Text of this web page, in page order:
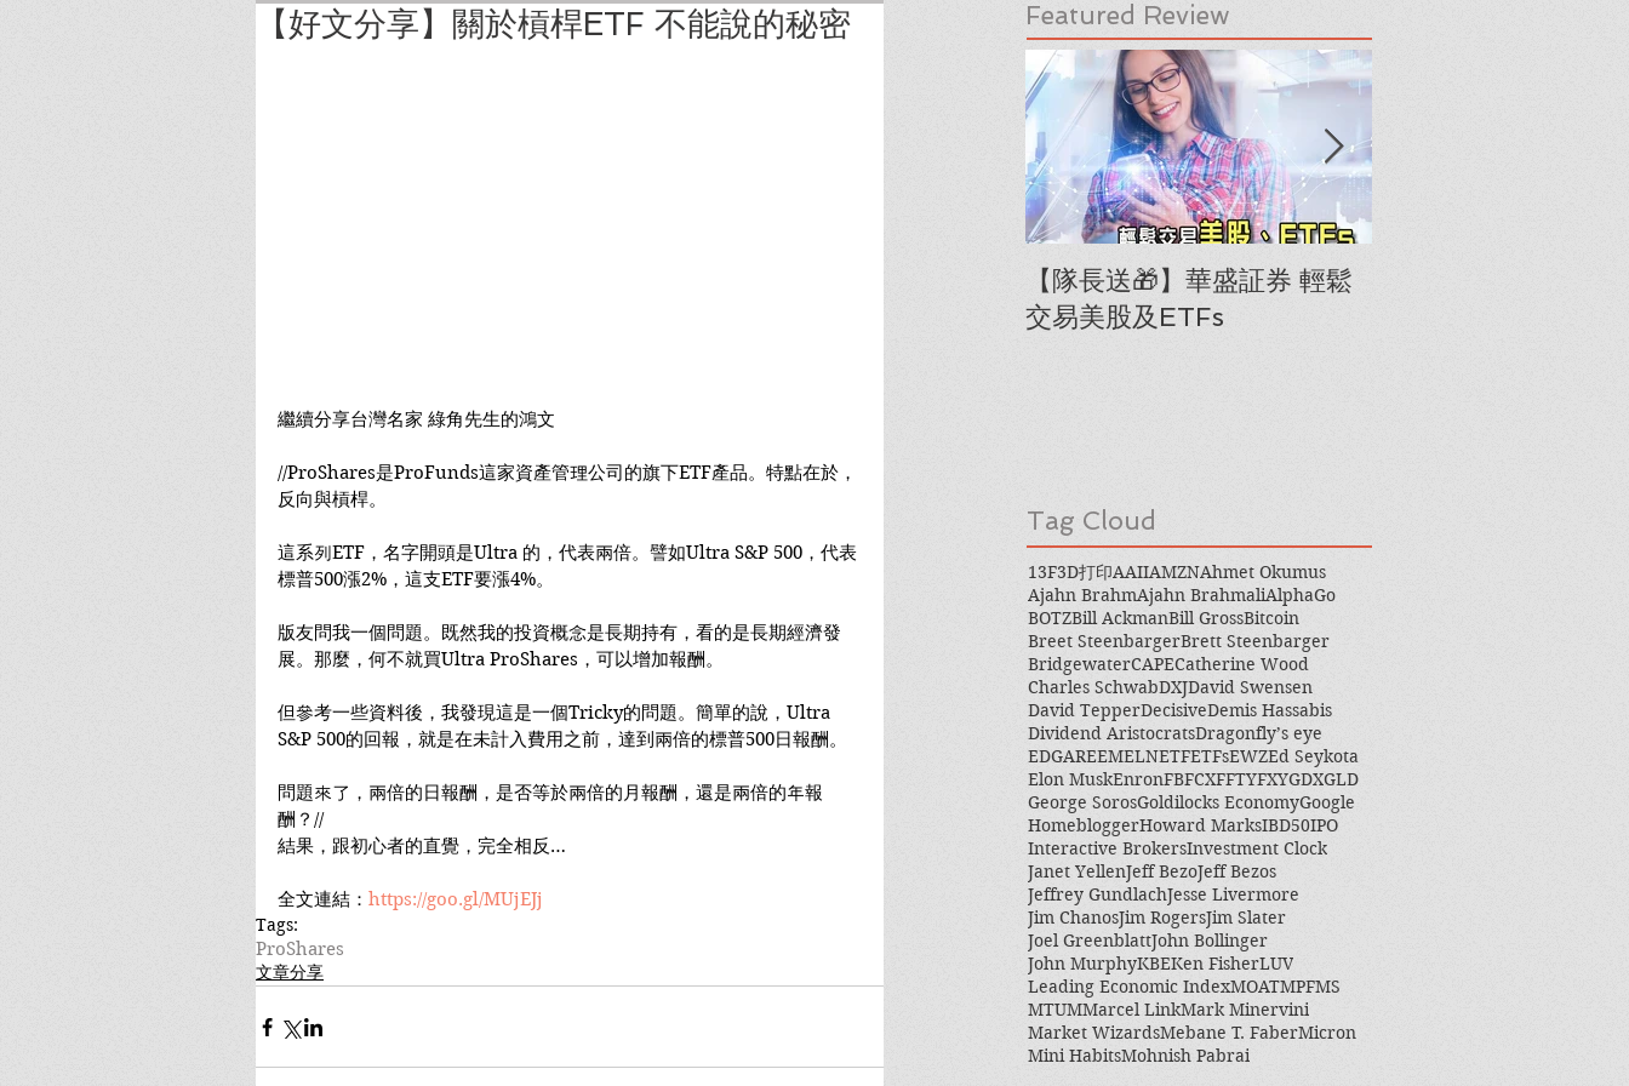
【好文分享】關於槓桿ETF 不能說的秘密
繼續分享台灣名家 綠角先生的鴻文
//ProShares是ProFunds這家資產管理公司的旗下ETF產品。特點在於，
反向與槓桿。
這系列ETF，名字開頭是Ultra 的，代表兩倍。譬如Ultra S&P 500，代表
標普500漲2%，這支ETF要漲4%。
版友問我一個問題。既然我的投資概念是長期持有，看的是長期經濟發
展。那麼，何不就買Ultra ProShares，可以增加報酬。
但參考一些資料後，我發現這是一個Tricky的問題。簡單的說，Ultra
S&P 500的回報，就是在未計入費用之前，達到兩倍的標普500日報酬。
問題來了，兩倍的日報酬，是否等於兩倍的月報酬，還是兩倍的年報
酬？//
結果，跟初心者的直覺，完全相反…
全文連結： https://goo.gl/MUjEJj
Tags:
ProShares
文章分享
Featured Review
【隊長送🎁】華盛証券 輕鬆
交易美股及ETFs
Tag Cloud
13F3D打印AAIIAMZNAhmet Okumus
Ajahn BrahmAjahn BrahmaliAlphaGo
BOTZBill AckmanBill GrossBitcoin
Breet SteenbargerBrett Steenbarger
BridgewaterCAPECatherine Wood
Charles SchwabDXJDavid Swensen
David TepperDecisiveDemis Hassabis
Dividend AristocratsDragonfly’s eye
EDGAREEMELNETFETFsEWZEd Seykota
Elon MuskEnronFBFCXFFTYFXYGDXGLD
George SorosGoldilocks EconomyGoogle
HomebloggerHoward MarksIBD50IPO
Interactive BrokersInvestment Clock
Janet YellenJeff BezoJeff Bezos
Jeffrey GundlachJesse Livermore
Jim ChanosJim RogersJim Slater
Joel GreenblattJohn Bollinger
John MurphyKBEKen FisherLUV
Leading Economic IndexMOATMPFMS
MTUMMarcel LinkMark Minervini
Market WizardsMebane T. FaberMicron
Mini HabitsMohnish Pabrai